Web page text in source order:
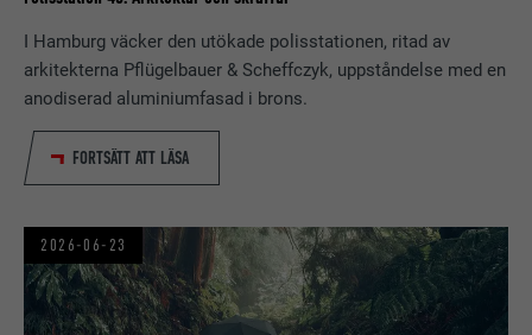
I Hamburg väcker den utökade polisstationen, ritad av
arkitekterna Pflügelbauer & Scheffczyk, uppståndelse med en
anodiserad aluminiumfasad i brons.
FORTSÄTT ATT LÄSA
2026-06-23